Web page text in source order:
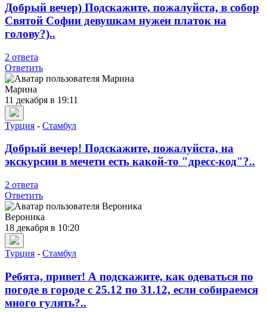
Добрый вечер) Подскажите, пожалуйста, в собор
Святой Софии девушкам нужен платок на
голову?)..
2 ответа
Ответить
Марина
11 декабря в 19:11
Турция - Стамбул
Добрый вечер! Подскажите, пожалуйста, на
экскурсии в мечети есть какой-то "дресс-код"?..
2 ответа
Ответить
Вероника
18 декабря в 10:20
Турция - Стамбул
Ребята, привет! А подскажите, как одеваться по
погоде в городе с 25.12 по 31.12, если собираемся
много гулять?..